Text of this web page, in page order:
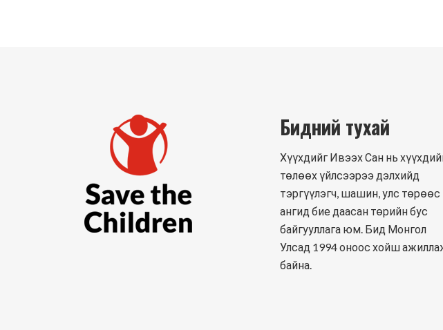
Бидний тухай
Хүүхдийг Ивээх Сан нь
төлөөх үйлсээрээ дэлхийд
тэргүүлэгч, шашин, улс төрөөс
ангид бие даасан төрийн бус
байгууллага юм. Бид Монгол
Улсад 1994 оноос хойш
байна.